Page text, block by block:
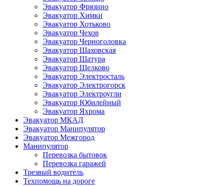
Эвакуатор Фрязино
Эвакуатор Химки
Эвакуатор Хотьково
Эвакуатор Чехов
Эвакуатор Черноголовка
Эвакуатор Шаховская
Эвакуатор Шатура
Эвакуатор Щелково
Эвакуатор Электросталь
Эвакуатор Электрогорск
Эвакуатор Электроугли
Эвакуатор Юбилейный
Эвакуатор Яхрома
Эвакуатор МКАД
Эвакуатор Манипулятор
Эвакуатор Межгород
Манипулятор
Перевозка бытовок
Перевозка гаражей
Трезвый водитель
Техпомощь на дороге